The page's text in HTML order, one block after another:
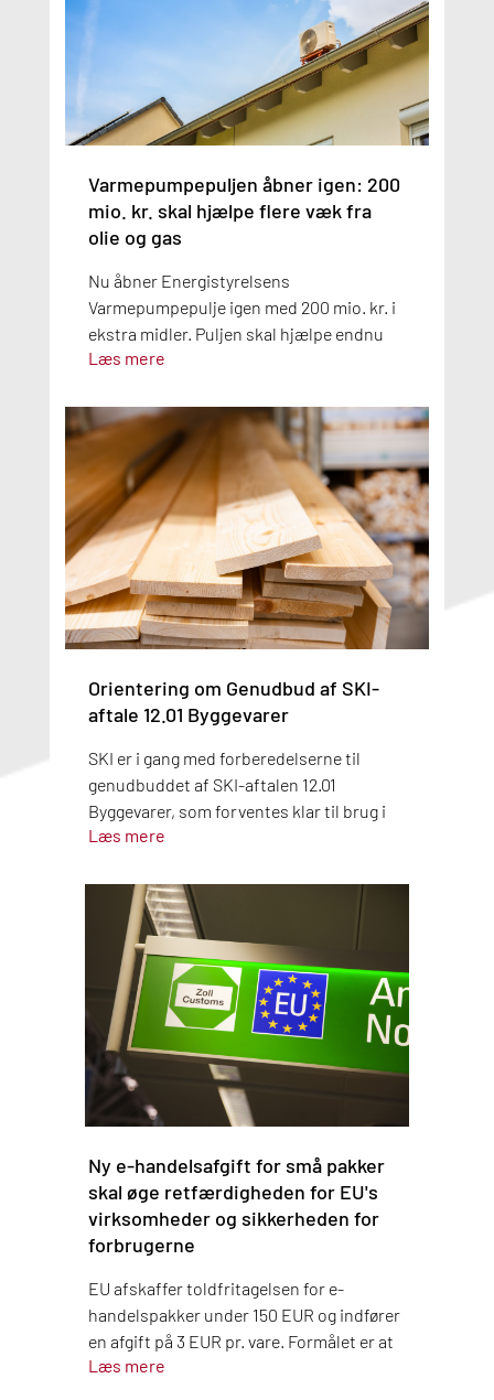
Varmepumpepuljen åbner igen: 200
mio. kr. skal hjælpe flere væk fra
olie og gas
Nu åbner Energistyrelsens
Varmepumpepulje igen med 200 mio. kr. i
ekstra midler. Puljen skal hjælpe endnu
flere boligejere med at skifte olie- og
Læs mere
Orientering om Genudbud af SKI-
aftale 12.01 Byggevarer
SKI er i gang med forberedelserne til
genudbuddet af SKI-aftalen 12.01
Byggevarer, som forventes klar til brug i
Q2 2027. I oktober 2026 sendes det
dialog, hvor alle markedsaktører får
mulighed for at komme med input. Følg
med i udbuddet og tilmeld dig
statusopdateringer på SKIs udbudsside.
Læs mere
Ny e-handelsafgift for små pakker
skal øge retfærdigheden for EU's
virksomheder og sikkerheden for
forbrugerne
EU afskaffer toldfritagelsen for e-
handelspakker under 150 EUR og indfører
en afgift på 3 EUR pr. vare. Formålet er at
skabe fair konkurrencevilkår for
Læs mere